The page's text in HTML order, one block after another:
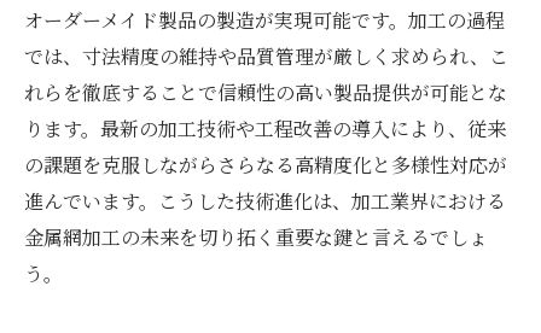
オーダーメイド製品の製造が実現可能です。加工の過程
では、寸法精度の維持や品質管理が厳しく求められ、こ
れらを徹底することで信頼性の高い製品提供が可能とな
ります。最新の加工技術や工程改善の導入により、従来
の課題を克服しながらさらなる高精度化と多様性対応が
進んでいます。こうした技術進化は、加工業界における
金属網加工の未来を切り拓く重要な鍵と言えるでしょ
う。